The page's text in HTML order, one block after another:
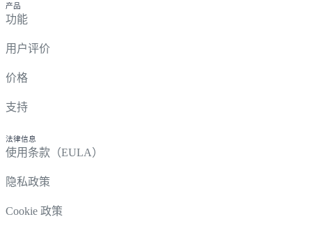
产品
功能
用户评价
价格
支持
法律信息
使用条款（EULA）
隐私政策
Cookie 政策